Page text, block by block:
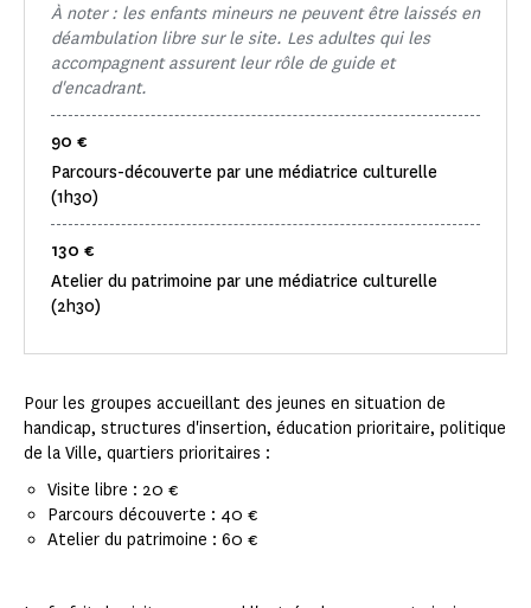
À noter : les enfants mineurs ne peuvent être laissés en
déambulation libre sur le site. Les adultes qui les
accompagnent assurent leur rôle de guide et
d'encadrant.
Parcours-découverte par une médiatrice culturelle
(1h30)
90 €
Atelier du patrimoine par une médiatrice culturelle
(2h30)
130 €
Pour les groupes accueillant des jeunes en situation de
handicap, structures d'insertion, éducation prioritaire, politique
de la Ville, quartiers prioritaires :
Visite libre : 20 €
Parcours découverte : 40 €
Atelier du patrimoine : 60 €